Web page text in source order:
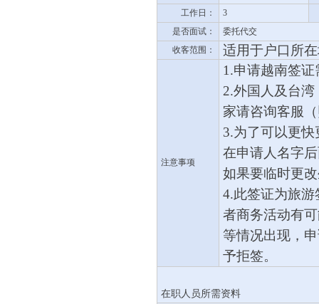
工作日：
3
是否面试：
委托代交
收客范围：
适用于户口所
注意事项
1.申请越南签
2.外国人及台湾
家请咨询客服
3.为了可以更
在申请人名字
如果要临时更
4.此签证为旅
者商务活动有
等情况出现，
予拒签。
在职人员所需资料